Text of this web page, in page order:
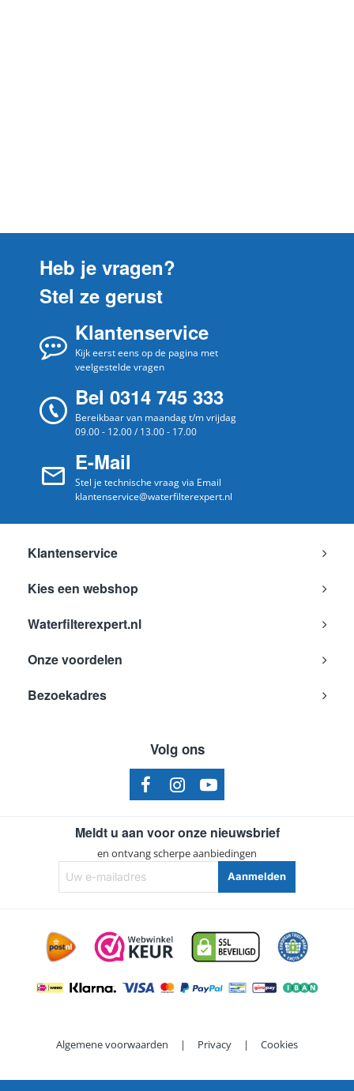
Heb je vragen?
Stel ze gerust
Klantenservice
Kijk eerst eens op de pagina met
veelgestelde vragen
Bel 0314 745 333
Bereikbaar van maandag t/m vrijdag
09.00 - 12.00 / 13.00 - 17.00
E-Mail
Stel je technische vraag via Email
klantenservice@waterfilterexpert.nl
Klantenservice
Kies een webshop
Waterfilterexpert.nl
Onze voordelen
Bezoekadres
Volg ons
Meldt u aan voor onze nieuwsbrief
en ontvang scherpe aanbiedingen
e-
mailadres
Aanmelden
Algemene voorwaarden | Privacy | Cookies